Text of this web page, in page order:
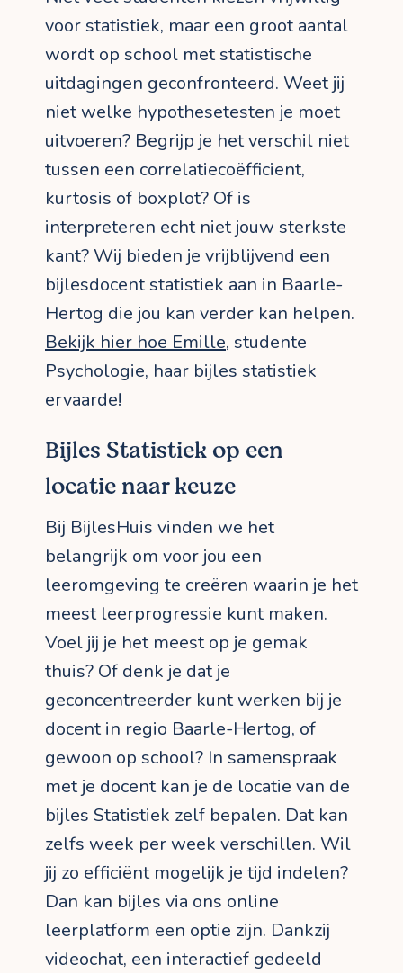
voor statistiek, maar een groot aantal
wordt op school met statistische
uitdagingen geconfronteerd. Weet jij
niet welke hypothesetesten je moet
uitvoeren? Begrijp je het verschil niet
tussen een correlatiecoëfficient,
kurtosis of boxplot? Of is
interpreteren echt niet jouw sterkste
kant? Wij bieden je vrijblijvend een
bijlesdocent statistiek aan in Baarle-
Hertog die jou kan verder kan helpen.
Bekijk hier hoe Emille, studente
Psychologie, haar bijles statistiek
ervaarde!
Bijles Statistiek op een
locatie naar keuze
Bij BijlesHuis vinden we het
belangrijk om voor jou een
leeromgeving te creëren waarin je het
meest leerprogressie kunt maken.
Voel jij je het meest op je gemak
thuis? Of denk je dat je
geconcentreerder kunt werken bij je
docent in regio Baarle-Hertog, of
gewoon op school? In samenspraak
met je docent kan je de locatie van de
bijles Statistiek zelf bepalen. Dat kan
zelfs week per week verschillen. Wil
jij zo efficiënt mogelijk je tijd indelen?
Dan kan bijles via ons online
leerplatform een optie zijn. Dankzij
videochat, een interactief gedeeld